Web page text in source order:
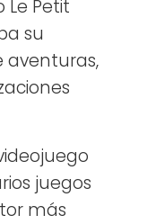
Le Petit
su
aventuras,
juegos
más